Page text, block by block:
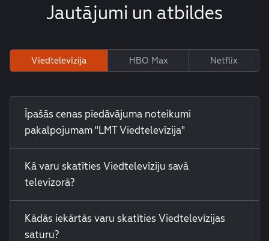
Jautājumi un atbildes
Viedtelevīzija HBO Max Netflix
Īpašās cenas piedāvājuma noteikumi
pakalpojumam "LMT Viedtelevīzija"
Kā varu skatīties Viedtelevīziju savā
televizorā?
Kādās iekārtās varu skatīties Viedtelevīzijas
saturu?